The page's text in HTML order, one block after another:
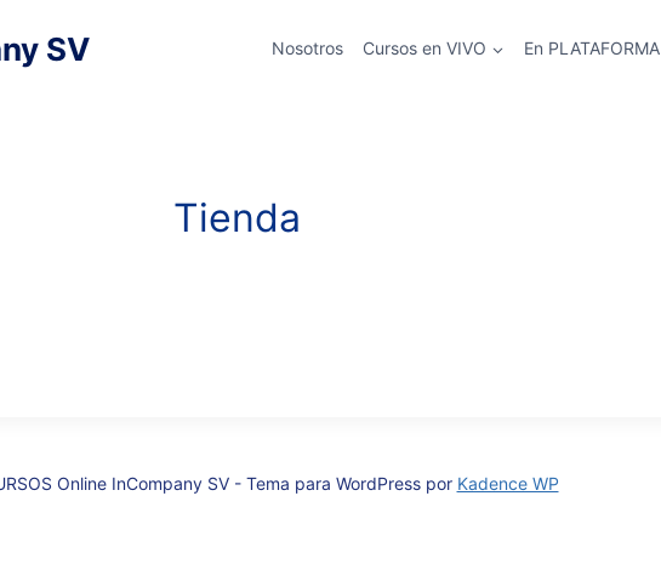
SV Nosotros Cursos en VIVO En PLATAFORMA
Tienda
Online InCompany SV - Tema para WordPress por Kadence WP